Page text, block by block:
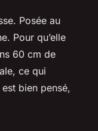
Posée au
Pour qu’elle
60 cm de
ce qui
bien pensé,